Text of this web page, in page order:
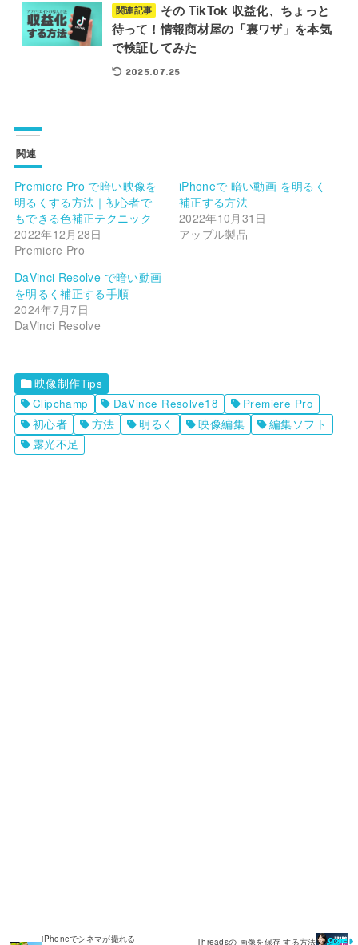
関連記事
その TikTok 収益化、ちょっと
待って！情報商材屋の「裏ワザ」を本気
で検証してみた
2025.07.25
関連
Premiere Pro で暗い映像を
明るくする方法｜初心者で
もできる色補正テクニック
2022年12月28日
Premiere Pro
iPhoneで 暗い動画 を明るく
補正する方法
2022年10月31日
アップル製品
DaVinci Resolve で暗い動画
を明るく補正する手順
2024年7月7日
DaVinci Resolve
映像制作Tips
Clipchamp
DaVince Resolve18
Premiere Pro
初心者
方法 明るく 映像編集
編集ソフト
露光不足
iPhoneでシネマが撮れる
Threadsの 画像を保存 する方法